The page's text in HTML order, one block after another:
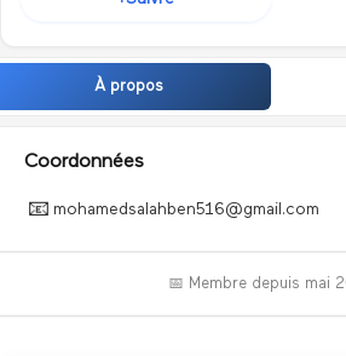
À propos
Coordonnées
📧 mohamedsalahben516@gmail.com
📅 Membre depuis mai